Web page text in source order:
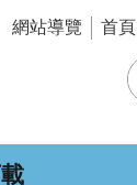
網站導覽
首頁